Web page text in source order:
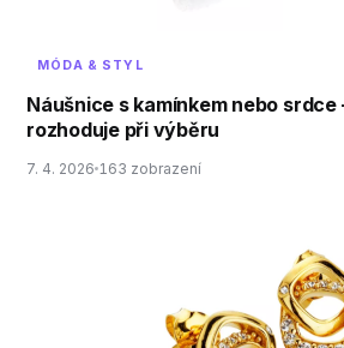
MÓDA & STYL
Náušnice s kamínkem nebo
rozhoduje při výběru
7. 4. 2026 163 zobrazení